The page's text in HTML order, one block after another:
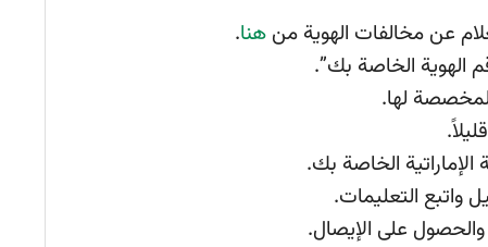
عن مخالفات الهوية من هنا.
الهوية الخاصة بك”.
لها.
الخاصة بك.
واتبع التعليمات.
على الإيصال.